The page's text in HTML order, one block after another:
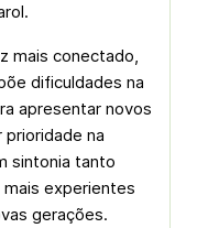
mais conectado,
dificuldades na
apresentar novos
na
sintonia tanto
experientes
gerações.